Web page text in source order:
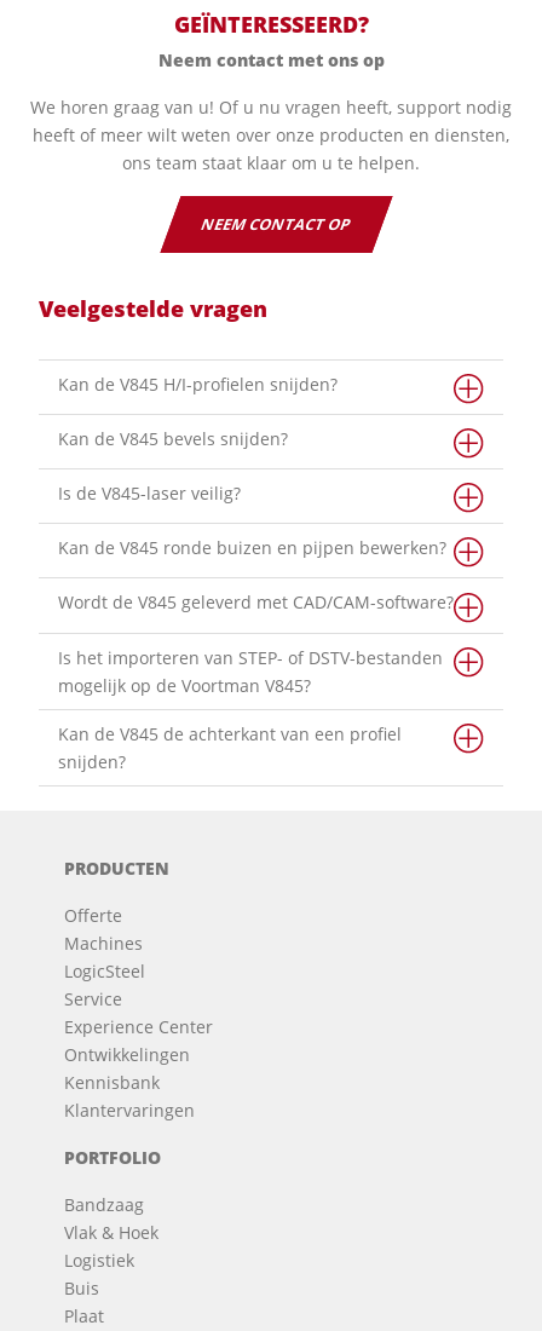
GEÏNTERESSEERD?
Neem contact met ons op
We horen graag van u! Of u nu vragen heeft, support nodig
heeft of meer wilt weten over onze producten en diensten,
ons team staat klaar om u te helpen.
NEEM CONTACT OP
Veelgestelde vragen
Kan de V845 H/I-profielen snijden?
Kan de V845 bevels snijden?
Is de V845-laser veilig?
Kan de V845 ronde buizen en pijpen bewerken?
Wordt de V845 geleverd met CAD/CAM-software?
Is het importeren van STEP- of DSTV-bestanden
mogelijk op de Voortman V845?
Kan de V845 de achterkant van een profiel
snijden?
PRODUCTEN
Offerte
Machines
LogicSteel
Service
Experience Center
Ontwikkelingen
Kennisbank
Klantervaringen
PORTFOLIO
Bandzaag
Vlak & Hoek
Logistiek
Buis
Plaat